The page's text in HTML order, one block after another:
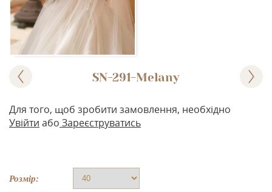
SN-291-Melany
Для того, щоб зробити замовлення, необхідно
Увійти або Зареєструватись
Розмір: